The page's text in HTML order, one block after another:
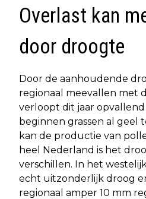
Overlast kan
door droogte
Door de aanhoudende
regionaal meevallen met
verloopt dit jaar opvallend
beginnen grassen al geel
kan de productie van
heel Nederland is het
verschillen. In het
echt uitzonderlijk droog en
regionaal amper 10 mm